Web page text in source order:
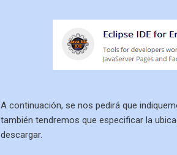
A continuación, se nos pedirá que
también tendremos que especificar la
descargar.